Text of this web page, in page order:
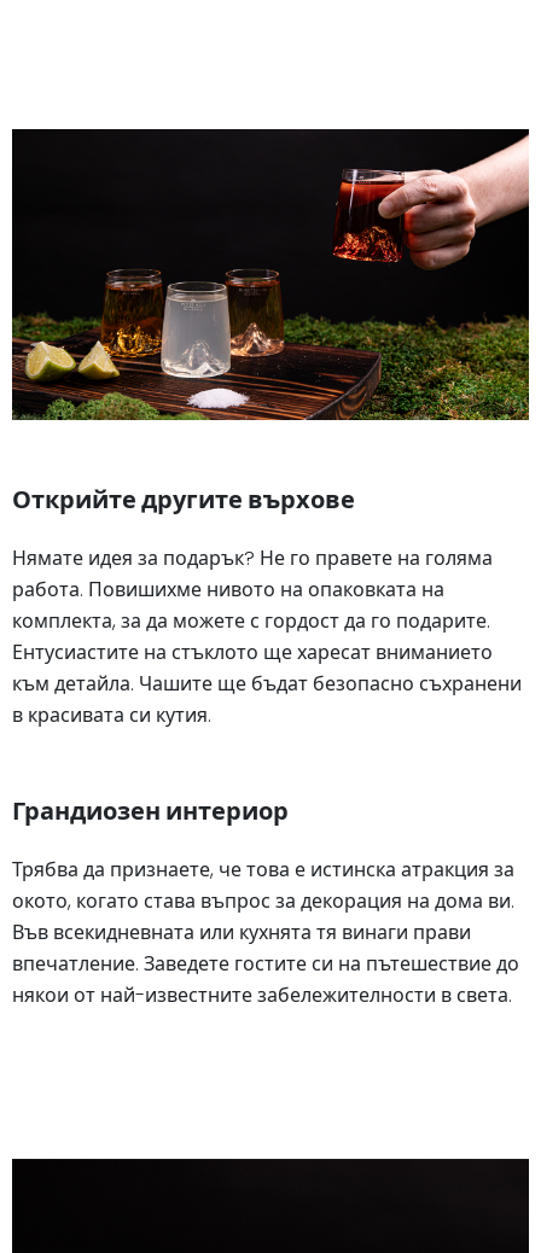
Открийте другите върхове
Нямате идея за подарък? Не го правете на голяма
работа. Повишихме нивото на опаковката на
комплекта, за да можете с гордост да го подарите.
Ентусиастите на стъклото ще харесат вниманието
към детайла. Чашите ще бъдат безопасно съхранени
в красивата си кутия.
Грандиозен интериор
Трябва да признаете, че това е истинска атракция за
окото, когато става въпрос за декорация на дома ви.
Във всекидневната или кухнята тя винаги прави
впечатление. Заведете гостите си на пътешествие до
някои от най-известните забележителности в света.